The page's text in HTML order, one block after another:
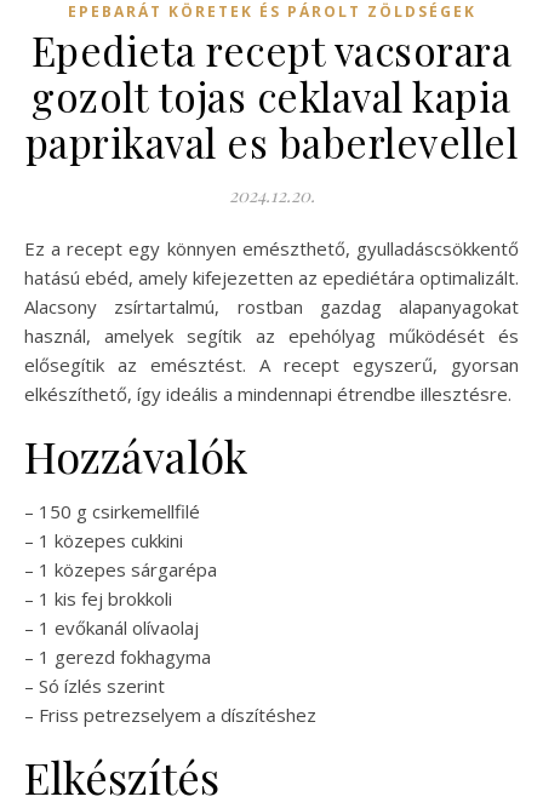
EPEBARÁT KÖRETEK ÉS PÁROLT ZÖLDSÉGEK
Epedieta recept vacsorara
gozolt tojas ceklaval kapia
paprikaval es baberlevellel
2024.12.20.
Ez a recept egy könnyen emészthető, gyulladáscsökkentő
hatású ebéd, amely kifejezetten az epediétára optimalizált.
Alacsony zsírtartalmú, rostban gazdag alapanyagokat
használ, amelyek segítik az epehólyag működését és
elősegítik az emésztést. A recept egyszerű, gyorsan
elkészíthető, így ideális a mindennapi étrendbe illesztésre.
Hozzávalók
– 150 g csirkemellfilé
– 1 közepes cukkini
– 1 közepes sárgarépa
– 1 kis fej brokkoli
– 1 evőkanál olívaolaj
– 1 gerezd fokhagyma
– Só ízlés szerint
– Friss petrezselyem a díszítéshez
Elkészítés